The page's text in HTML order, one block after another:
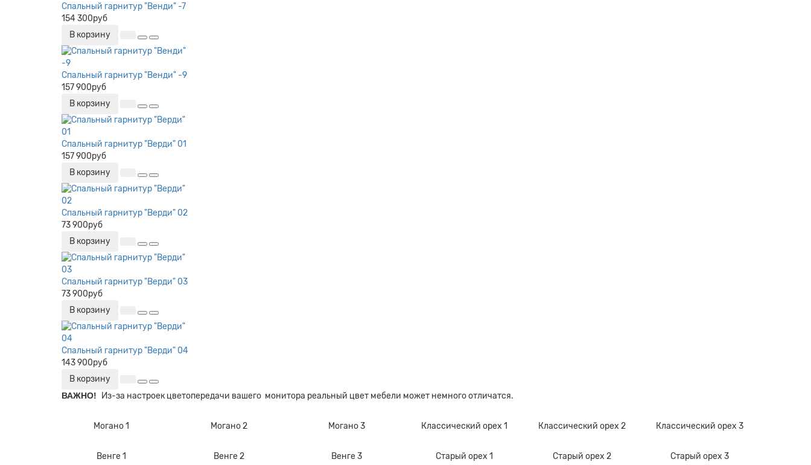
Спальный гарнитур "Венди" -7
154 300руб
В корзину
Спальный гарнитур "Венди" -9
157 900руб
В корзину
Спальный гарнитур "Верди" 01
157 900руб
В корзину
Спальный гарнитур "Верди" 02
73 900руб
В корзину
Спальный гарнитур "Верди" 03
73 900руб
В корзину
Спальный гарнитур "Верди" 04
143 900руб
В корзину
ВАЖНО! Из-за настроек цветопередачи вашего монитора реальный цвет мебели может немного отличатся.
Могано 1 Могано 2 Могано 3 Классический орех 1 Классический орех 2 Классический орех 3
Венге 1 Венге 2 Венге 3 Старый орех 1 Старый орех 2 Старый орех 3